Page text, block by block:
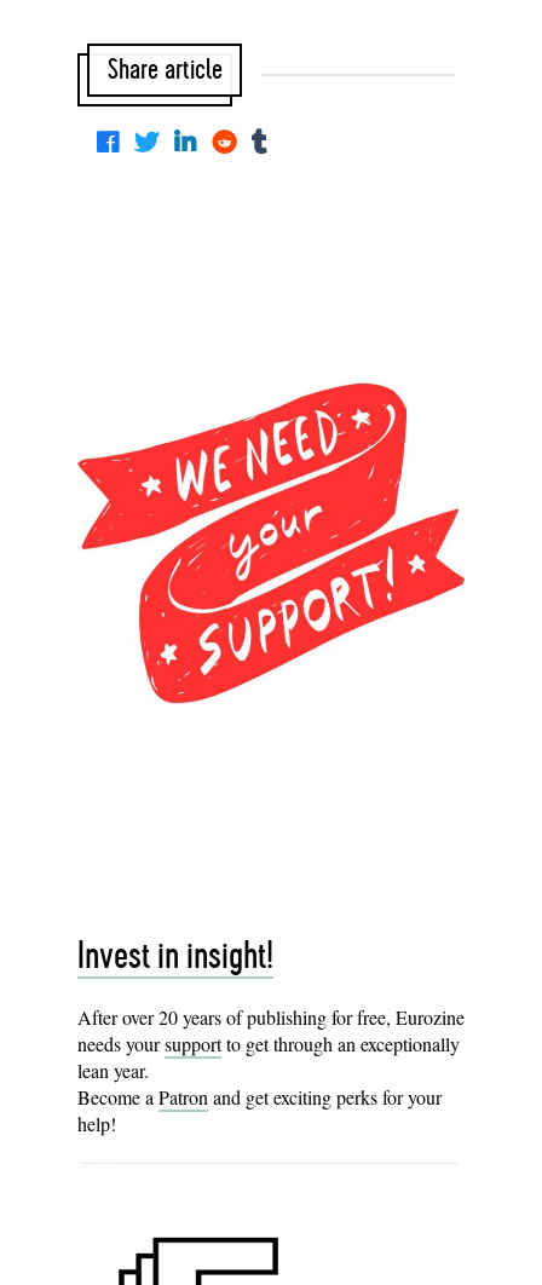
Share article
Invest in insight!
After over 20 years of publishing for free, Eurozine
needs yoursupportto get through an exceptionally
lean year.
Become a Patron and get exciting perks for your
help!